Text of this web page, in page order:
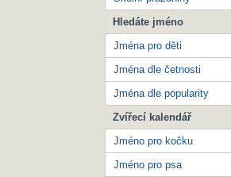
Hledáte jméno
Jména pro děti
Jména dle četnosti
Jména dle popularity
Zvířecí kalendář
Jméno pro kočku
Jméno pro psa